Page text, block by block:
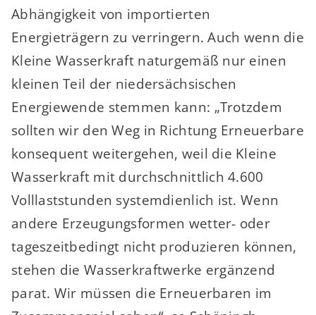
Abhängigkeit von importierten
Energieträgern zu verringern. Auch wenn die
Kleine Wasserkraft naturgemäß nur einen
kleinen Teil der niedersächsischen
Energiewende stemmen kann: „Trotzdem
sollten wir den Weg in Richtung Erneuerbare
konsequent weitergehen, weil die Kleine
Wasserkraft mit durchschnittlich 4.600
Volllaststunden systemdienlich ist. Wenn
andere Erzeugungsformen wetter- oder
tageszeitbedingt nicht produzieren können,
stehen die Wasserkraftwerke ergänzend
parat. Wir müssen die Erneuerbaren im